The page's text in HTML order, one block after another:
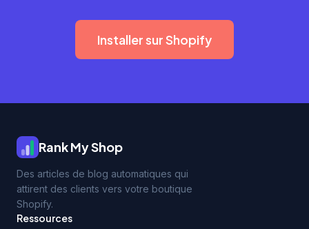
Installer sur Shopify
Rank My Shop
Des articles de blog automatiques qui
attirent des clients vers votre boutique
Shopify.
Ressources